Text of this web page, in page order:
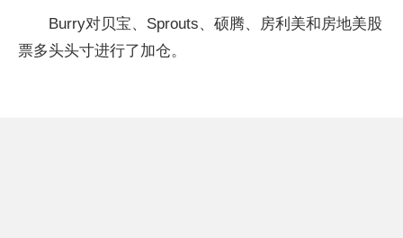
Burry对贝宝、Sprouts、硕腾、房利美和房地美股
票多头头寸进行了加仓。